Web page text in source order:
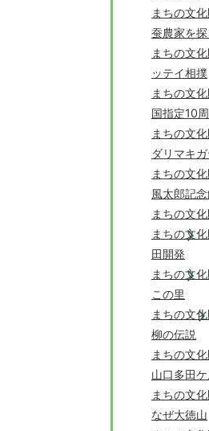
まちの文
蚕農家を探
まちの文
ッテイ相撲
まちの文
国指定10
まちの文
ダリマキ
まちの文
風太郎記
まちの文
まちの文
田開発
まちの文
この里
まちの文
柳の伝説
まちの文
山口多田
まちの文
なぜ大徳山